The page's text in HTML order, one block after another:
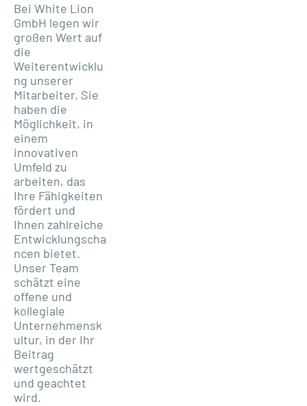
Bei White Lion
GmbH legen wir
großen Wert auf
die
Weiterentwicklu
ng unserer
Mitarbeiter. Sie
haben die
Möglichkeit, in
einem
innovativen
Umfeld zu
arbeiten, das
Ihre Fähigkeiten
fördert und
Ihnen zahlreiche
Entwicklungscha
ncen bietet.
Unser Team
schätzt eine
offene und
kollegiale
Unternehmensk
ultur, in der Ihr
Beitrag
wertgeschätzt
und geachtet
wird.